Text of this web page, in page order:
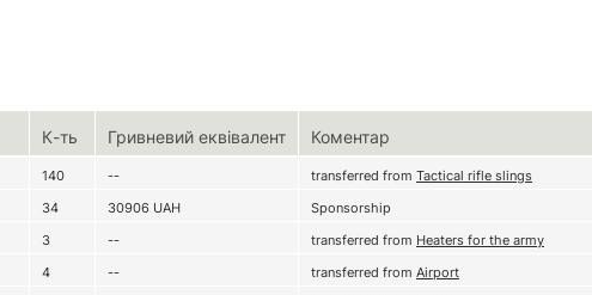
К-ть Гривневий еквівалент Коментар
140 -- transferred from Tactical rifle slings
34 30906 UAH
Sponsorship
3 -- transferred from Heaters for the army
4 -- transferred from Airport